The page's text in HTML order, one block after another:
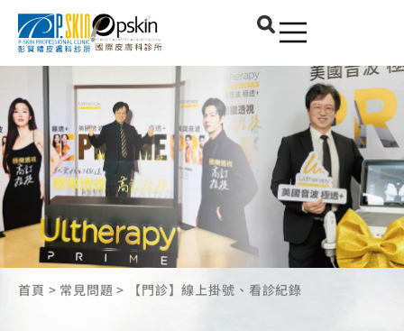
首頁 > 常見問題 > 【門診】線上掛號、看診紀錄